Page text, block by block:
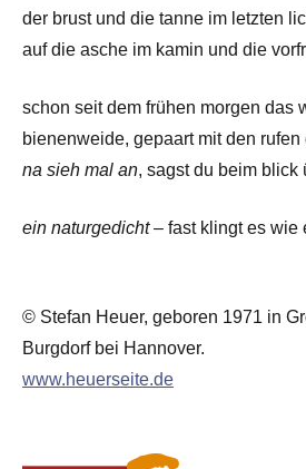
der brust und die tanne im letzten
auf die asche im kamin und die
schon seit dem frühen morgen das
bienenweide, gepaart mit den rufen
na sieh mal an, sagst du beim blick
ein naturgedicht– fast klingt es wie
© Stefan Heuer, geboren 1971 in
Burgdorf bei Hannover.
www.heuerseite.de